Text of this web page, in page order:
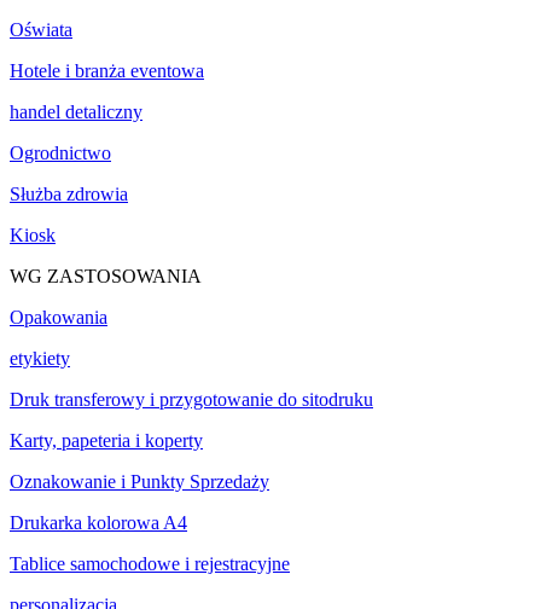
Oświata
Hotele i branża eventowa
handel detaliczny
Ogrodnictwo
Służba zdrowia
Kiosk
WG ZASTOSOWANIA
Opakowania
etykiety
Druk transferowy i przygotowanie do sitodruku
Karty, papeteria i koperty
Oznakowanie i Punkty Sprzedaży
Drukarka kolorowa A4
Tablice samochodowe i rejestracyjne
personalizacja